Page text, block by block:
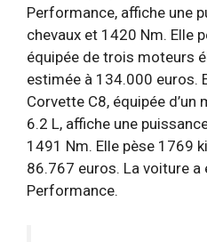
Performance, affiche une
chevaux et 1420 Nm. Elle
équipée de trois moteurs
estimée à 134.000 euros.
Corvette C8, équipée
6.2 L, affiche une
1491 Nm. Elle pèse 1769
86.767 euros. La voiture
Performance.